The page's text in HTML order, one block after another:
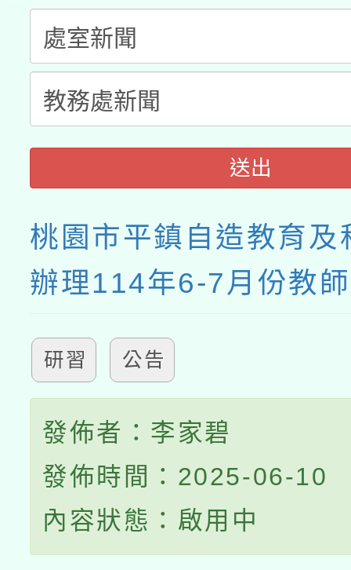
送出
桃園市平鎮自造教育及
辦理114年6-7月份教
研習 公告
發佈者：李家碧
發佈時間：2025-06-10
內容狀態：啟用中